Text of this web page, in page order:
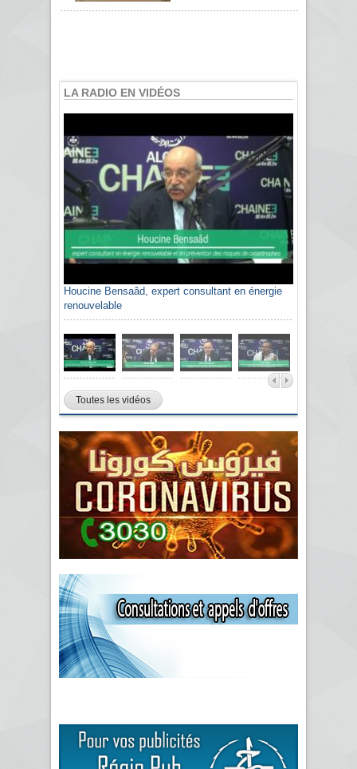
LA RADIO EN VIDÉOS
Houcine Bensaâd, expert consultant en énergie
renouvelable
Toutes les vidéos